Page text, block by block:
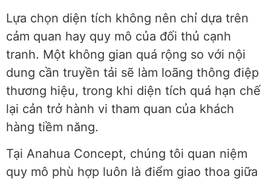
Lựa chọn diện tích không nên chỉ dựa trên
cảm quan hay quy mô của đối thủ cạnh
tranh. Một không gian quá rộng so với nội
dung cần truyền tải sẽ làm loãng thông điệp
thương hiệu, trong khi diện tích quá hạn chế
lại cản trở hành vi tham quan của khách
hàng tiềm năng.
Tại Anahua Concept, chúng tôi quan niệm
quy mô phù hợp luôn là điểm giao thoa giữa